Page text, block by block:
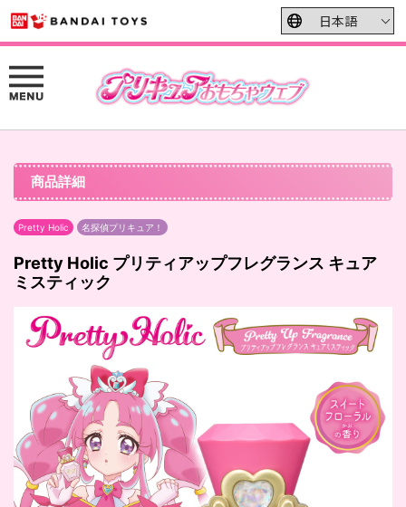
商品詳細
Pretty Holic 名探偵プリキュア！
Pretty Holic プリティアップフレグランス キュア
ミスティック